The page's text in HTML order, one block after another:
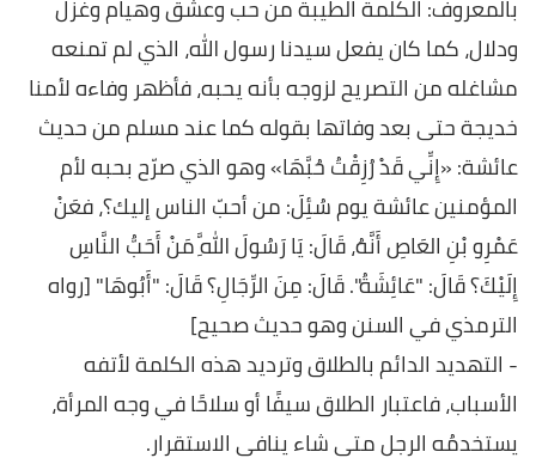
بالمعروف: الكلمة الطيبة من حب وعشق وهيام وغزل
ودلال، كما كان يفعل سيدنا رسول الله، الذي لم تمنعه
مشاغله من التصريح لزوجه بأنه يحبه، فأظهر وفاءه لأمنا
خديجة حتى بعد وفاتها بقوله كما عند مسلم من حديث
عائشة: «إِنِّي قَدْ رُزِقْتُ حُبَّهَا» وهو الذي صرّح بحبه لأم
المؤمنين عائشة يوم سُئِلَ: من أحبّ الناس إليك؟، فعَنْ
عَمْرِو بْنِ العَاصِ أَنَّهُ، قَالَ: يَا رَسُولَ اللَّهِ مَنْ أَحَبُّ النَّاسِ
إِلَيْكَ؟ قَالَ: "عَائِشَةُ". قَالَ: مِنَ الرِّجَالِ؟ قَالَ: "أَبُوهَا" [رواه
الترمذي في السنن وهو حديث صحيح]
- التهديد الدائم بالطلاق وترديد هذه الكلمة لأتفه
الأسباب، فاعتبار الطلاق سيفًا أو سلاحًا في وجه المرأة،
يستخدمُه الرجل متى شاء ينافى الاستقرار.